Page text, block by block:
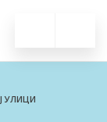
УЛИЦИ